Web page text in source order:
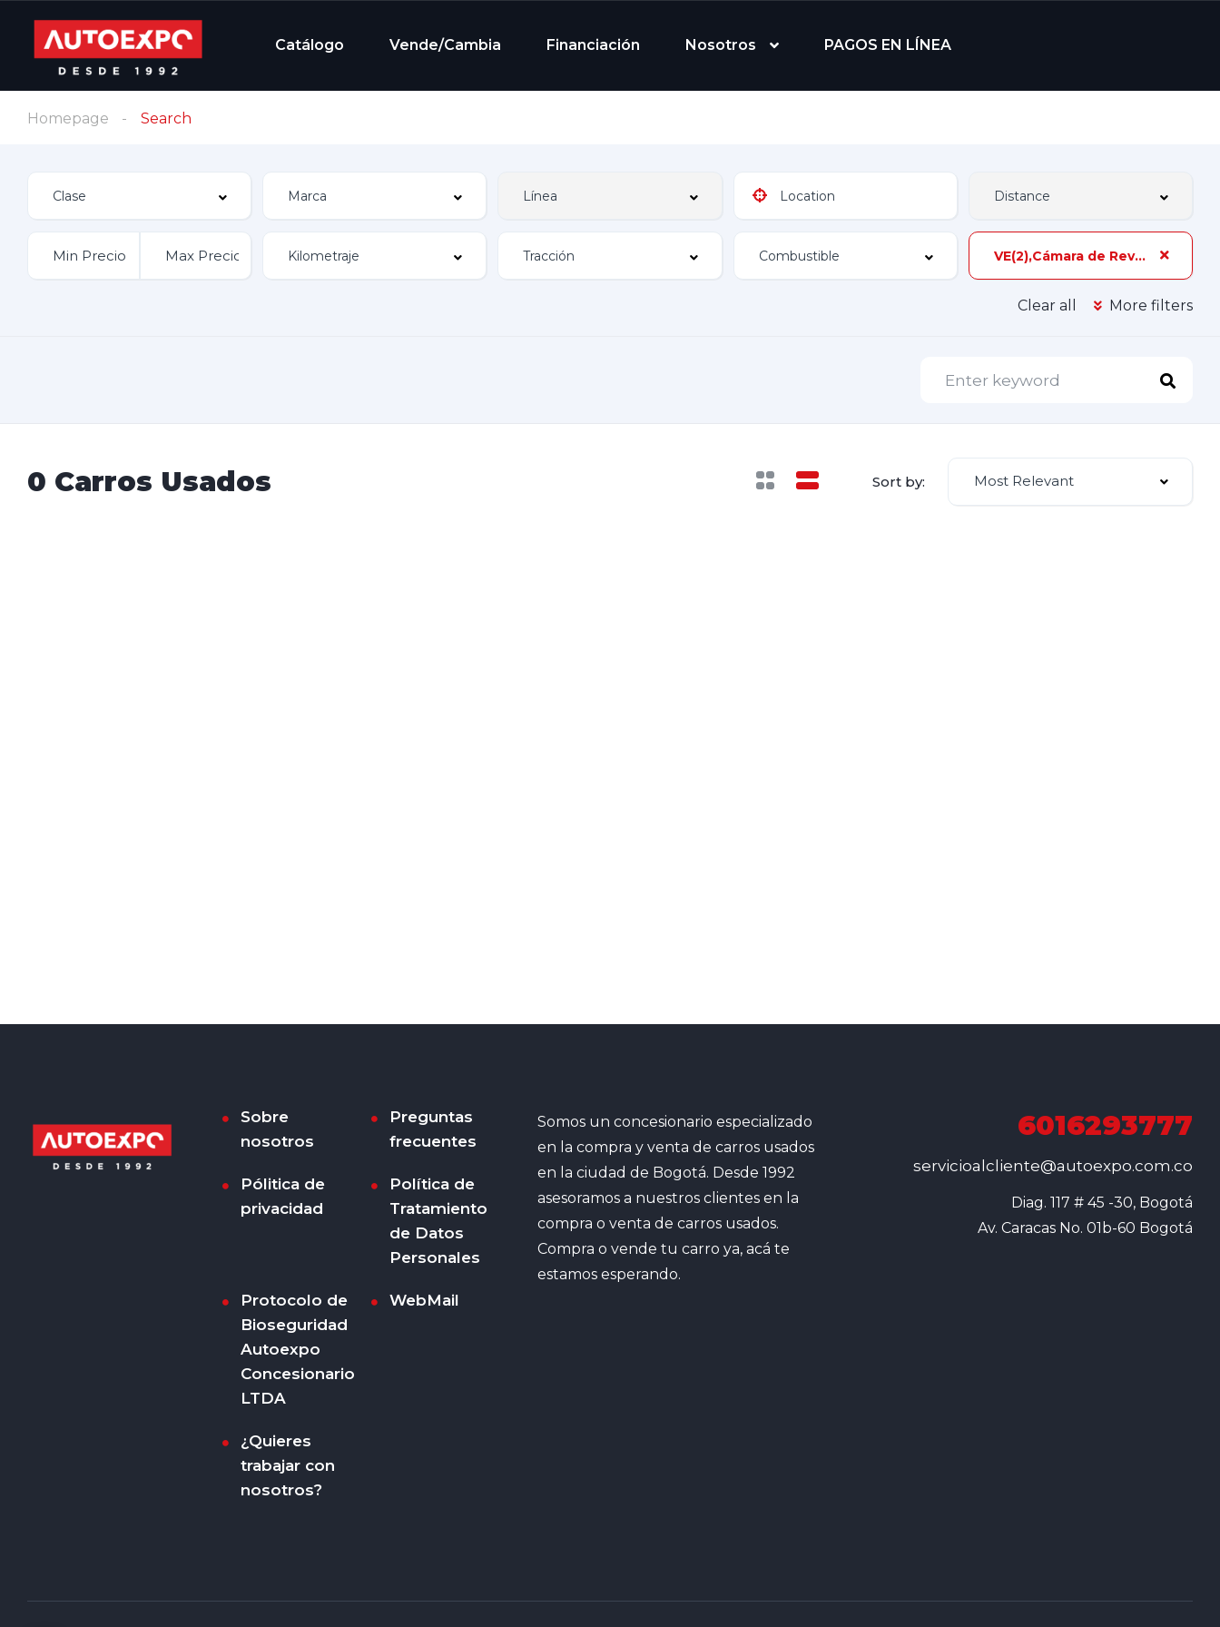
Catálogo Vende/Cambia Financiación Nosotros PAGOS EN LÍNEA
Homepage Search
VE(2),Cámara de Reversa,75 hp,3 Dueños
Clear all More filters
0 Carros Usados Sort by: Most Relevant
Sobre
nosotros
Preguntas
frecuentes
Pólitica de
privacidad
Política de
Tratamiento
de Datos
Personales
Protocolo de
Bioseguridad
Autoexpo
Concesionario
LTDA
WebMail
¿Quieres
trabajar con
nosotros?
Somos un concesionario especializado
en la compra y venta de carros usados
en la ciudad de Bogotá. Desde 1992
asesoramos a nuestros clientes en la
compra o venta de carros usados.
Compra o vende tu carro ya, acá te
estamos esperando.
6016293777
servicioalcliente@autoexpo.com.co
Diag. 117 # 45 -30, Bogotá
Av. Caracas No. 01b-60 Bogotá